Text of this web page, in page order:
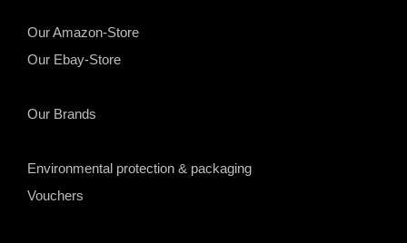
Our Amazon-Store
Our Ebay-Store
Our Brands
Environmental protection & packaging
Vouchers